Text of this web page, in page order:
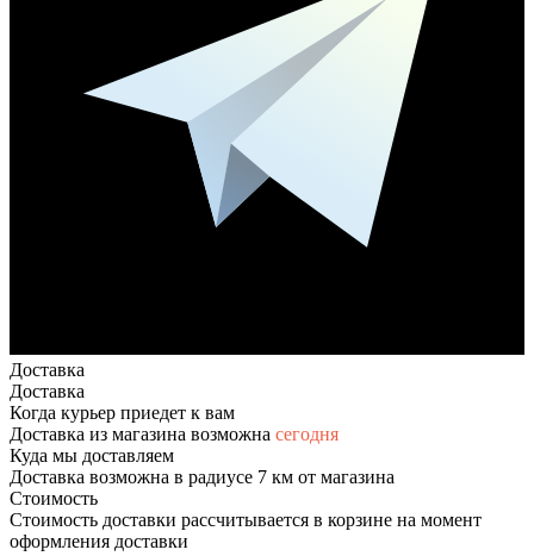
Доставка
Доставка
Когда курьер приедет к вам
Доставка из магазина возможна сегодня
Куда мы доставляем
Доставка возможна в радиусе 7 км от магазина
Стоимость
Стоимость доставки рассчитывается в корзине на момент
оформления доставки